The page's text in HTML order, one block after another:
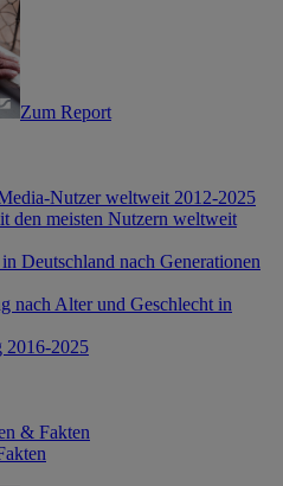
Zum Report
Nutzer weltweit 2012-2025
den meisten Nutzern weltweit
Deutschland nach Generationen
nach Alter und Geschlecht in
2016-2025
& Fakten